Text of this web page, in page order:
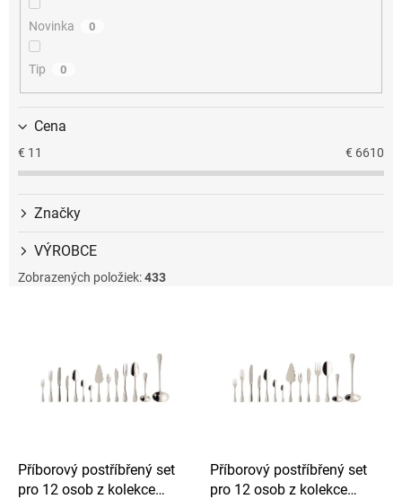
Novinka 0
Tip 0
Cena
€ 11 € 6610
Značky
VÝROBCE
Zobrazených položiek:433
Příborový postříbřený set
pro 12 osob z kolekce
Příborový postříbřený set
pro 12 osob z kolekce